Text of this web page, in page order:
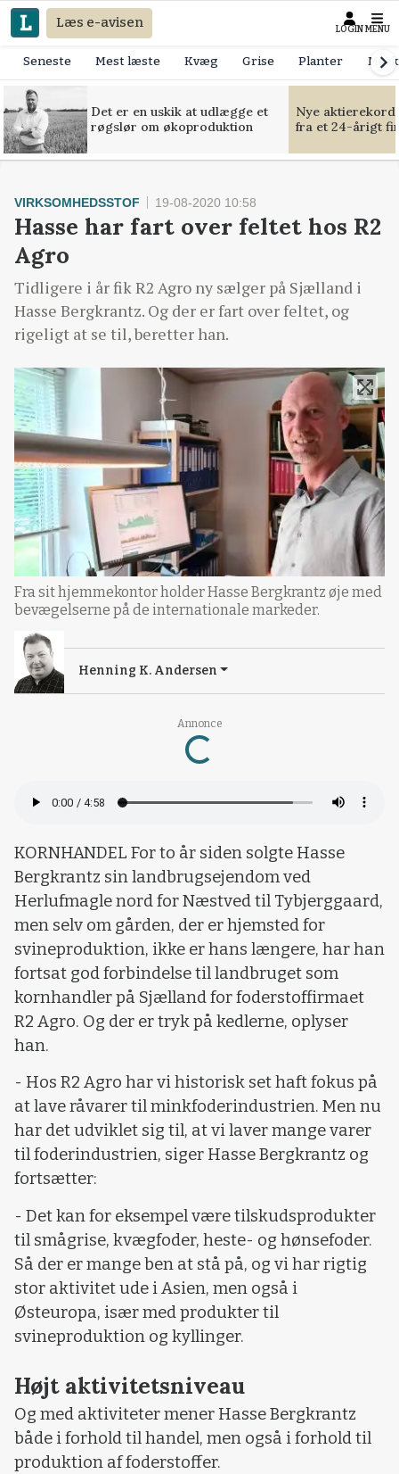
Læs e-avisen LOGIN MENU
Seneste Mest læste Kvæg Grise Planter
Det er en uskik at udlægge et
røgslør om økoproduktion
Nye
fra et 24-årigt
Annonce
Loading...
VIRKSOMHEDSSTOF 19-08-2020 10:58
Hasse har fart over feltet hos R2
Agro
Tidligere i år fik R2 Agro ny sælger på Sjælland i
Hasse Bergkrantz. Og der er fart over feltet, og
rigeligt at se til, beretter han.
Fra sit hjemmekontor holder Hasse Bergkrantz øje med
bevægelserne på de internationale markeder.
Henning K. Andersen
KORNHANDEL For to år siden solgte Hasse
Bergkrantz sin landbrugsejendom ved
Herlufmagle nord for Næstved til Tybjerggaard,
men selv om gården, der er hjemsted for
svineproduktion, ikke er hans længere, har han
fortsat god forbindelse til landbruget som
kornhandler på Sjælland for foderstoffirmaet
R2 Agro. Og der er tryk på kedlerne, oplyser
han.
- Hos R2 Agro har vi historisk set haft fokus på
at lave råvarer til minkfoderindustrien. Men nu
har det udviklet sig til, at vi laver mange varer
til foderindustrien, siger Hasse Bergkrantz og
fortsætter:
- Det kan for eksempel være tilskudsprodukter
til smågrise, kvægfoder, heste- og hønsefoder.
Så der er mange ben at stå på, og vi har rigtig
stor aktivitet ude i Asien, men også i
Østeuropa, især med produkter til
svineproduktion og kyllinger.
Højt aktivitetsniveau
Og med aktiviteter mener Hasse Bergkrantz
både i forhold til handel, men også i forhold til
produktion af foderstoffer.